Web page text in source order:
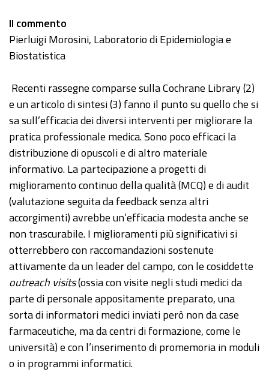
Il commento
Pierluigi Morosini, Laboratorio di Epidemiologia e
Biostatistica
Recenti rassegne comparse sulla Cochrane Library (2)
e un articolo di sintesi (3) fanno il punto su quello che si
sa sull’efficacia dei diversi interventi per migliorare la
pratica professionale medica. Sono poco efficaci la
distribuzione di opuscoli e di altro materiale
informativo. La partecipazione a progetti di
miglioramento continuo della qualità (MCQ) e di audit
(valutazione seguita da feedback senza altri
accorgimenti) avrebbe un’efficacia modesta anche se
non trascurabile. I miglioramenti più significativi si
otterrebbero con raccomandazioni sostenute
attivamente da un leader del campo, con le cosiddette
outreach visits(ossia con visite negli studi medici da
parte di personale appositamente preparato, una
sorta di informatori medici inviati però non da case
farmaceutiche, ma da centri di formazione, come le
università) e con l’inserimento di promemoria in moduli
o in programmi informatici.